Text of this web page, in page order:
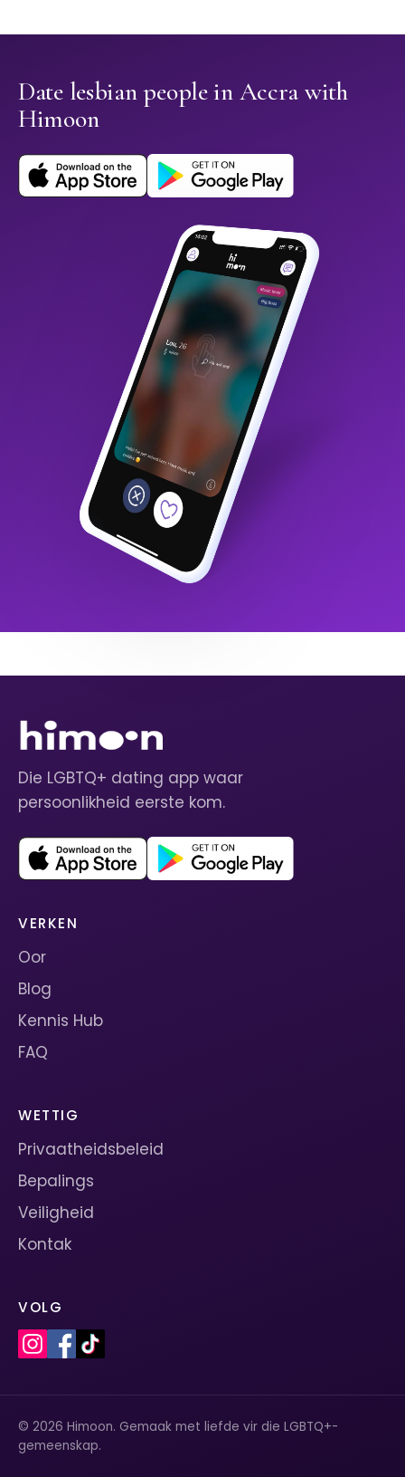
Date lesbian people in Accra with
Himoon
Die LGBTQ+ dating app waar
persoonlikheid eerste kom.
VERKEN
Oor
Blog
Kennis Hub
FAQ
WETTIG
Privaatheidsbeleid
Bepalings
Veiligheid
Kontak
VOLG
© 2026 Himoon. Gemaak met liefde vir die LGBTQ+-
gemeenskap.